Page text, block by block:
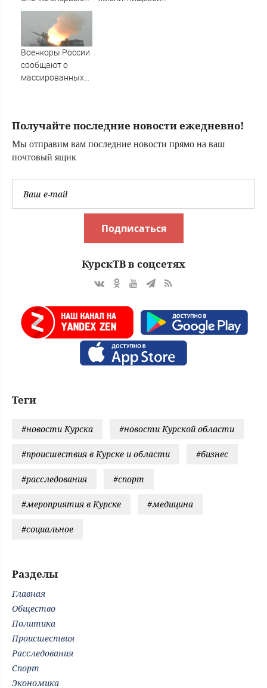
прошел под
колокольный
звон
Военкоры России
сообщают о
массированных
Получайте последние новости ежедневно!
Мы отправим вам последние новости прямо на ваш
почтовый ящик
Подписаться
КурскТВ в соцсетях
Теги
#новости Курска #новости Курской области
#происшествия в Курске и области #бизнес
#расследования #спорт
#мероприятия в Курске #медицина
#социальное
Разделы
Главная
Общество
Политика
Происшествия
Расследования
Спорт
Экономика